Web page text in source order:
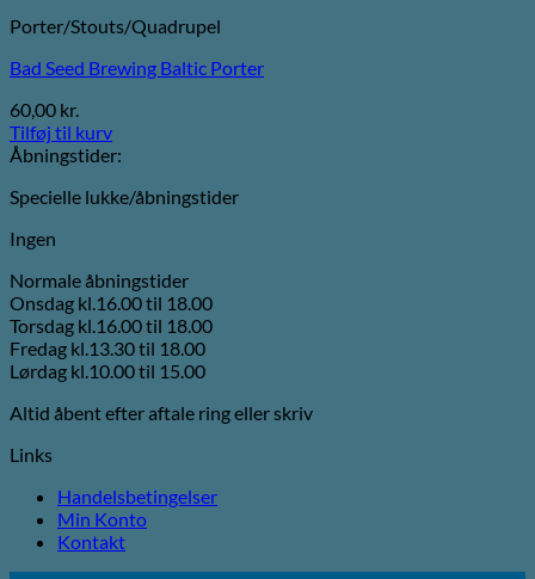
Porter/Stouts/Quadrupel
Bad Seed Brewing Baltic Porter
60,00 kr.
Tilføj til kurv
Åbningstider:
Specielle lukke/åbningstider
Ingen
Normale åbningstider
Onsdag kl.16.00 til 18.00
Torsdag kl.16.00 til 18.00
Fredag kl.13.30 til 18.00
Lørdag kl.10.00 til 15.00
Altid åbent efter aftale ring eller skriv
Links
Handelsbetingelser
Min Konto
Kontakt